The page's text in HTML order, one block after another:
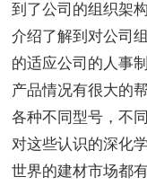
到了公司的组织架
介绍了解到对公司
的适应公司的人事
产品情况有很大的
各种不同型号，不
对这些认识的深化
世界的建材市场都